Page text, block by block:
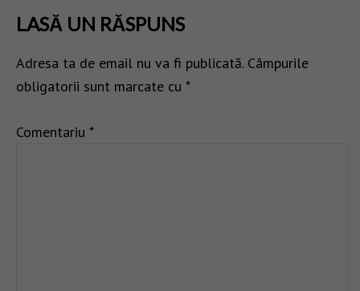
LASĂ UN RĂSPUNS
Adresa ta de email nu va fi publicată. Câmpurile
obligatorii sunt marcate cu *
Comentariu *